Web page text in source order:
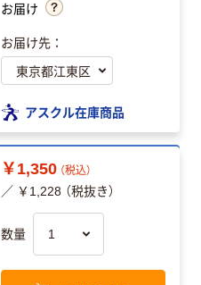
お届け
お届け先：
アスクル在庫商品
￥1,350 （税込）
／ ￥1,228 （税抜き）
数量